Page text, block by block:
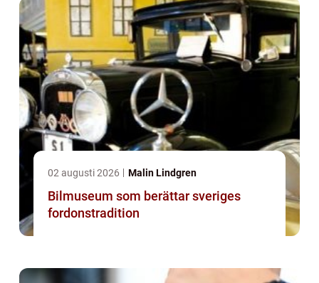
02 augusti 2026 Malin Lindgren
Bilmuseum som berättar sveriges
fordonstradition